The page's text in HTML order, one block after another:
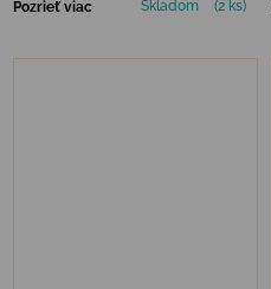
Pozrieť viac Skladom (2 ks)